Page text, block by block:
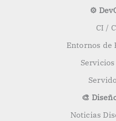
⚙️
CI /
Entornos de
🎨
Noticias